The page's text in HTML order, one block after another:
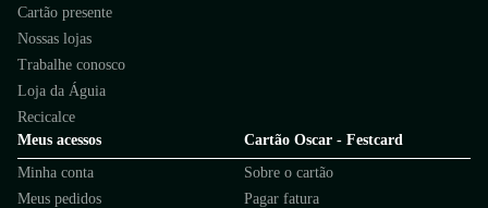
Cartão presente
Nossas lojas
Trabalhe conosco
Loja da Águia
Recicalce
Meus acessos
Minha conta
Meus pedidos
Cartão Oscar - Festcard
Sobre o cartão
Pagar fatura